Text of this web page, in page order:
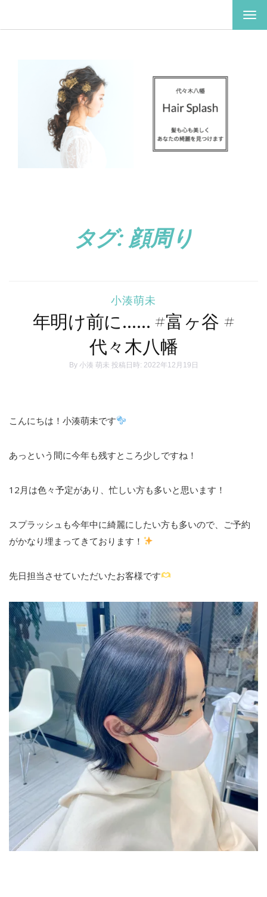
ナ
ゲ
タグ: 顔周り
小湊萌未
年明け前に…… #富ヶ谷 #
代々木八幡
By 小湊 萌未 投稿日時: 2022年12月19日
こんにちは！小湊萌未です
あっという間に今年も残すところ少しですね！
12 月は色々予定があり、忙しい方も多いと思います！
スプラッシュも今年中に綺麗にしたい方も多いので、ご予約
がかなり埋まってきております！
先日担当させていただいたお客様です